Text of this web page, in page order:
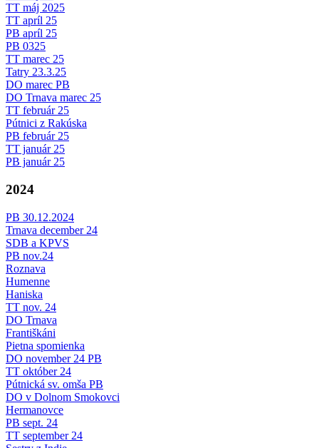
TT máj 2025
TT apríl 25
PB apríl 25
PB 0325
TT marec 25
Tatry 23.3.25
DO marec PB
DO Trnava marec 25
TT február 25
Pútnici z Rakúska
PB február 25
TT január 25
PB január 25
2024
PB 30.12.2024
Trnava december 24
SDB a KPVS
PB nov.24
Roznava
Humenne
Haniska
TT nov. 24
DO Trnava
Františkáni
Pietna spomienka
DO november 24 PB
TT október 24
Pútnická sv. omša PB
DO v Dolnom Smokovci
Hermanovce
PB sept. 24
TT september 24